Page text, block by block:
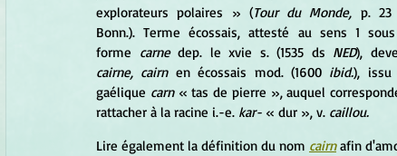
explorateurs polaires » (Tour du Monde, p. 23
Bonn.). Terme écossais, attesté au sens 1
forme carne dep. le xvie s. (1535 ds NED
cairne, cairn en écossais mod. (1600 ibid.), issu
gaélique carn « tas de pierre », auquel
rattacher à la racine i.-e. kar- « dur », v. caillou.
Lire également la définition du nom cairn afin